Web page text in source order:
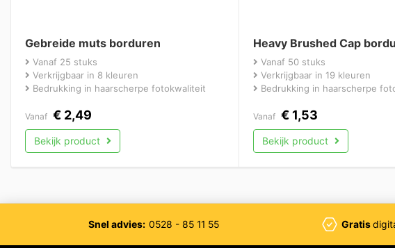
Gebreide muts borduren
Vanaf 25 stuks
Verkrijgbaar in 8 kleuren
Bedrukking in haarscherpe fotokwaliteit
Vanaf € 2,49
Bekijk product
Heavy Brushed Cap
Vanaf 50 stuks
Verkrijgbaar in 19 kleuren
Bedrukking in haarscherpe
Vanaf € 1,53
Bekijk product
Snel advies: 0528 - 85 11 55 Gratis